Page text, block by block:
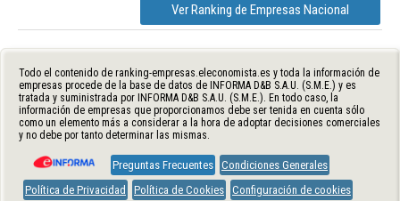
Ver Ranking de Empresas Nacional
Todo el contenido de ranking-empresas.eleconomista.es y toda la información de
empresas procede de la base de datos de INFORMA D&B S.A.U. (S.M.E.) y es
tratada y suministrada por INFORMA D&B S.A.U. (S.M.E.). En todo caso, la
información de empresas que proporcionamos debe ser tenida en cuenta sólo
como un elemento más a considerar a la hora de adoptar decisiones comerciales
y no debe por tanto determinar las mismas.
Preguntas Frecuentes Condiciones Generales
Política de Privacidad
Política de Cookies Configuración de cookies